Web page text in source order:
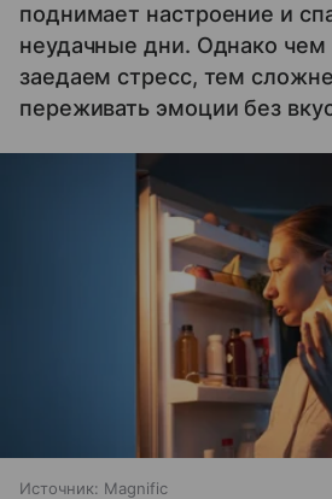
поднимает настроение и
неудачные дни. Однако
заедаем стресс, тем
переживать эмоции без
Источник: Magnific